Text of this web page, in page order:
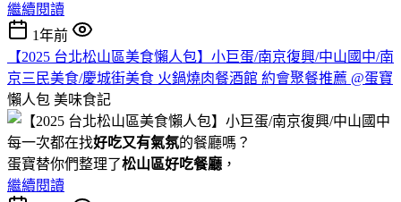
繼續閱讀
1年前
【2025 台北松山區美食懶人包】小巨蛋/南京復興/中山國中/南
京三民美食/慶城街美食 火鍋燒肉餐酒館 約會聚餐推薦 @蛋寶
懶人包 美味食記
每一次都在找好吃又有氣氛的餐廳嗎？
蛋寶替你們整理了松山區好吃餐廳 ，
繼續閱讀